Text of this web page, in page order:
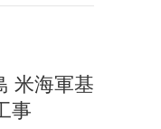
米海軍基
事